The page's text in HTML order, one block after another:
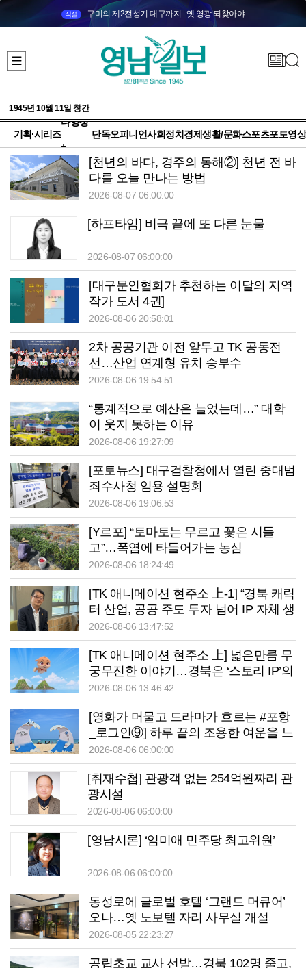
직설 구미의 제2전성기 대구까지...옛 영광 되찾아야
1945년 10월 11일 창간
기획·시리즈
다양성
+
단독오피니언사회정치 경제생활/문화스포츠포토영상
[천년의 바다, 경주의 동해②] 천년 전 바
다를 오늘 만나는 방법
2026-08-07 06:00:00
[하프타임] 비극 끝에 또 다른 눈물
2026-08-07 06:00:00
[대구문인협회가 추천하는 이달의 지역
작가 도서 4권]
2026-08-06 20:58:01
2차 공공기관 이전 앞두고 TK 공동전
선…산업 연계형 유치 승부수
2026-08-06 19:54:51
“통계적으로 예산은 늘었는데…” 대학
이 웃지 못하는 이유
2026-08-06 19:27:09
[포토뉴스] 대구검찰청에서 열린 중대범
죄수사청 임용 설명회
2026-08-06 19:06:53
[Y르포] “토마토는 무르고 꽃은 시들
고”…폭염에 타들어가는 농심
2026-08-06 18:24:49
[TK 애니메이션 현주소 上-1] “경북 캐릭
터 산업, 공공 주도 투자 넘어 IP 자체 생
태계 구축 필요”
2026-08-06 13:47:52
[TK 애니메이션 현주소 上] 넓은만큼 무
궁무진한 이야기…경북은 ‘스토리 IP’의
원천
2026-08-06 13:46:42
[영화가 머물고 드라마가 흐르는 #포항
_로그인⑨] 하루 끝의 조용한 여운을 느
끼고 싶을 때 ‘월포역’
2026-08-06 06:00:00
[취재수첩] 관광객 없는 254억원짜리 관
광시설
2026-08-06 06:00:00
[영남시론] ‘임미애 민주당 최고위원’
2026-08-06 06:00:00
동성로에 글로벌 호텔 ‘그랜드 머큐어’
오나…옛 노보텔 자리 사무실 개설
2026-08-05 22:23:27
공립초교 교사 선발…경북 102명 줄고,